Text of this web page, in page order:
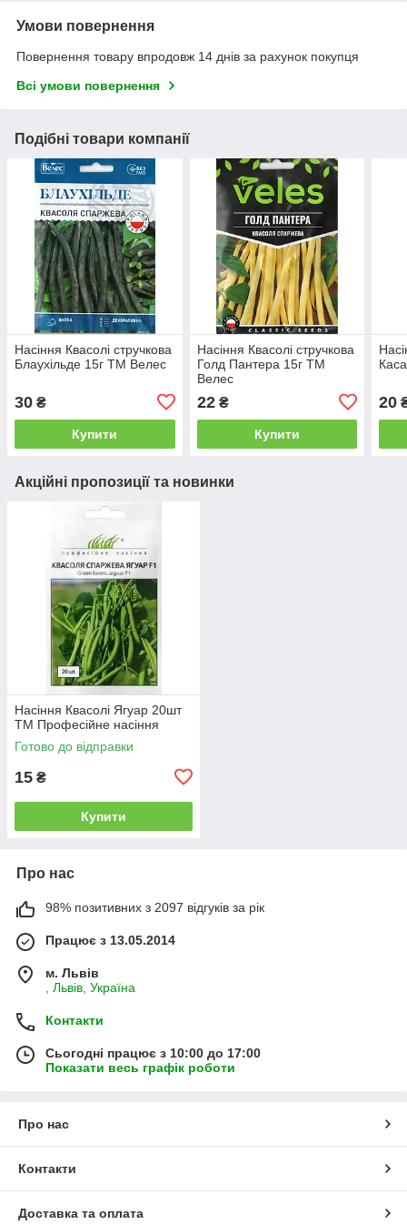
Умови повернення
Повернення товару впродовж 14 днів за рахунок покупця
Всі умови повернення
Подібні товари компанії
Насіння Квасолі стручкова
Блаухільде 15г ТМ Велес
30 ₴
Купити
Насіння Квасолі стручкова
Голд Пантера 15г ТМ
Велес
22₴
Купити
20
Акційні пропозиції та новинки
Насіння Квасолі Ягуар 20шт
ТМ Професійне насіння
Готово до відправки
15 ₴
Купити
Про нас
98% позитивних з 2097 відгуків за рік
Працює з 13.05.2014
м. Львів
, Львів, Україна
Контакти
Сьогодні працює з 10:00 до 17:00
Показати весь графік роботи
Про нас
Контакти
Доставка та оплата